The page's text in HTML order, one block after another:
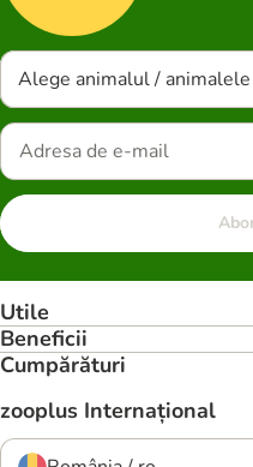
Alege animalul / animalele
Utile
Beneficii
Cumpărături
zooplus Internațional